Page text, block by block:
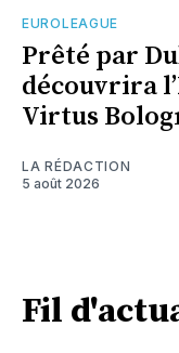
EUROLEAGUE
Prêté par
découvrira
Virtus
LA RÉDACTION
5 août 2026
Fil